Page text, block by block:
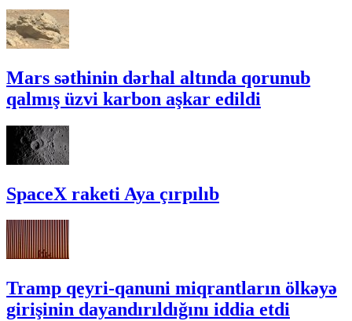
Mars səthinin dərhal altında qorunub
qalmış üzvi karbon aşkar edildi
SpaceX raketi Aya çırpılıb
Tramp qeyri-qanuni miqrantların ölkəyə
girişinin dayandırıldığını iddia etdi